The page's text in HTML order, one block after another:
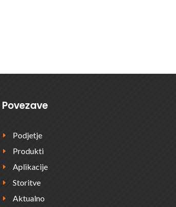
Povezave
E Podjetje
E Produkti
E Aplikacije
E Storitve
E Aktualno